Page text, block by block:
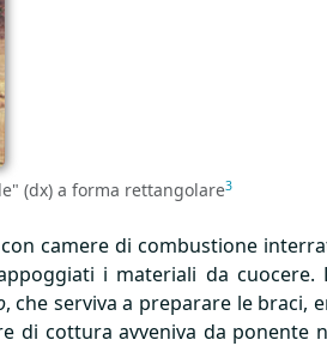
(dx) a forma rettangolare3
camere di combustione
i materiali da cuocere.
, che serviva a preparare le braci,
di cottura avveniva da ponente